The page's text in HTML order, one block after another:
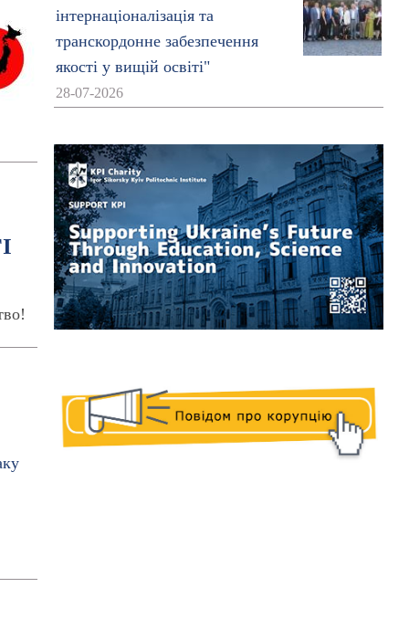
інтернаціоналізація та
транскордонне забезпечення
якості у вищій освіті"
28-07-2026